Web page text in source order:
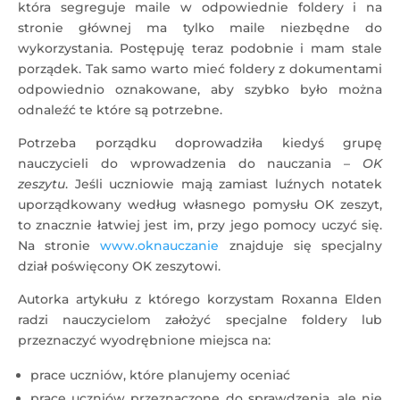
która segreguje maile w odpowiednie foldery i na
stronie głównej ma tylko maile niezbędne do
wykorzystania. Postępuję teraz podobnie i mam stale
porządek. Tak samo warto mieć foldery z dokumentami
odpowiednio oznakowane, aby szybko było można
odnaleźć te które są potrzebne.
Potrzeba porządku doprowadziła kiedyś grupę
nauczycieli do wprowadzenia do nauczania – OK
zeszytu. Jeśli uczniowie mają zamiast luźnych notatek
uporządkowany według własnego pomysłu OK zeszyt,
to znacznie łatwiej jest im, przy jego pomocy uczyć się.
Na stroniewww.oknauczanie znajduje się specjalny
dział poświęcony OK zeszytowi.
Autorka artykułu z którego korzystam Roxanna Elden
radzi nauczycielom założyć specjalne foldery lub
przeznaczyć wyodrębnione miejsca na:
prace uczniów, które planujemy oceniać